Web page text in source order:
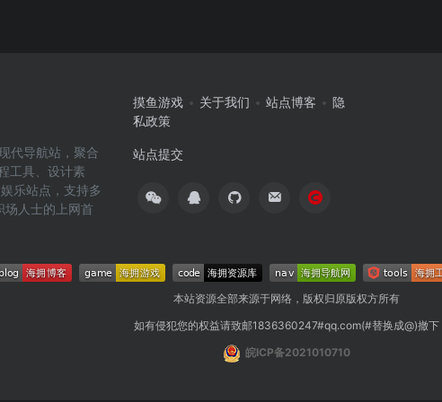
代导航站，聚合
工具、设计素
乐站点，支持多
场人士的上网首
摸鱼游戏 关于我们 站点博客
隐
私政策
站点提交
本站资源全部来源于网络，版权归原版权方所有
如有侵犯您的权益请致邮1836360247#qq.com(#替换成@)撤下
皖ICP备2021010710